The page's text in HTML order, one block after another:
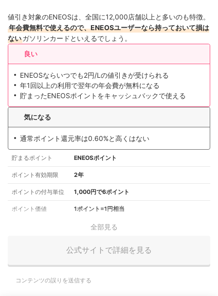
値引き対象のENEOSは、全国に12,000店舗以上と多いのも特徴。
年会費無料で使えるので、ENEOSユーザーなら持っておいて損は
ないガソリンカードといえるでしょう。
良い
ENEOSならいつでも2円/Lの値引きが受けられる
年1回以上の利用で翌年の年会費が無料になる
貯まったENEOSポイントをキャッシュバックで使える
気になる
通常ポイント還元率は0.60%と高くはない
貯まるポイント ENEOSポイント
ポイント有効期限 2年
ポイントの付与単位 1,000円で6ポイント
ポイント価値 1ポイント=1円相当
全部見る
公式サイトで詳細を見る
コンテンツの誤りを送信する